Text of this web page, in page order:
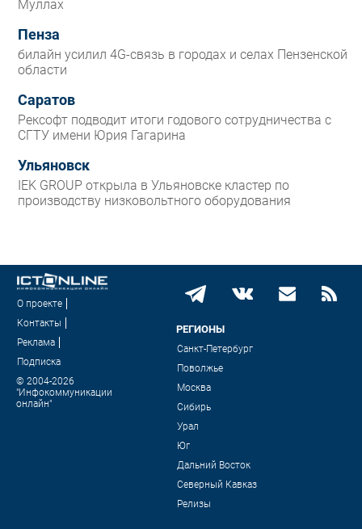
Муллах
Пенза
билайн усилил 4G-связь в городах и селах Пензенской
области
Саратов
Рексофт подводит итоги годового сотрудничества с
СГТУ имени Юрия Гагарина
Ульяновск
IEK GROUP открыла в Ульяновске кластер по
производству низковольтного оборудования
О проекте
Контакты
Реклама
Подписка
© 2004-2026
"Инфокоммуникации
онлайн"
РЕГИОНЫ
Санкт-Петербург
Поволжье
Москва
Сибирь
Урал
Юг
Дальний Восток
Северный Кавказ
Релизы